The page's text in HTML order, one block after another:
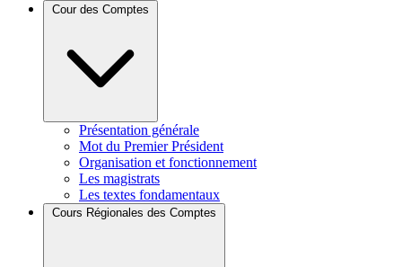
Présentation générale
Mot du Premier Président
Organisation et fonctionnement
Les magistrats
Les textes fondamentaux